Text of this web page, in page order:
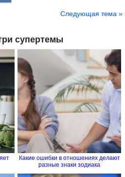
Следующая тема »
супертемы
Какие ошибки в отношениях делают
разные знаки зодиака